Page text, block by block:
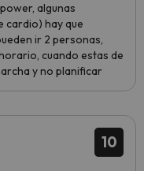
algunas
cardio) hay que
ir 2 personas,
cuando estas de
y no planificar
10